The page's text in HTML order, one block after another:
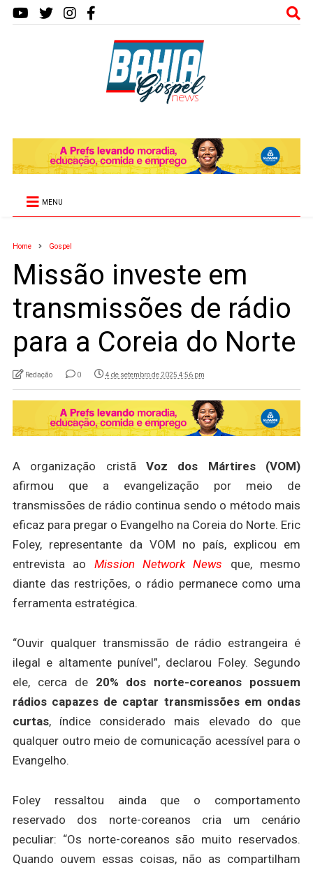
MENU
Home Gospel
Missão investe em
transmissões de rádio
para a Coreia do Norte
Redação 0 4 de setembro de 2025 4:56 pm
A organização cristã Voz dos Mártires (VOM)
afirmou que a evangelização por meio de
transmissões de rádio continua sendo o método mais
eficaz para pregar o Evangelho na Coreia do Norte. Eric
Foley, representante da VOM no país, explicou em
entrevista ao Mission Network News que, mesmo
diante das restrições, o rádio permanece como uma
ferramenta estratégica.
“Ouvir qualquer transmissão de rádio estrangeira é
ilegal e altamente punível”, declarou Foley. Segundo
ele, cerca de 20% dos norte-coreanos possuem
rádios capazes de captar transmissões em ondas
curtas, índice considerado mais elevado do que
qualquer outro meio de comunicação acessível para o
Evangelho.
Foley ressaltou ainda que o comportamento
reservado dos norte-coreanos cria um cenário
peculiar: “Os norte-coreanos são muito reservados.
Quando ouvem essas coisas, não as compartilham